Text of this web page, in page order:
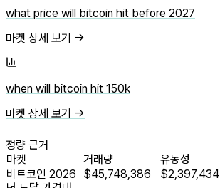
what price will bitcoin hit before 2027
마켓 상세 보기 →
when will bitcoin hit 150k
마켓 상세 보기 →
정량 근거
마켓
거래량 유동성
비트코인 2026
$45,748,386 $2,397,434